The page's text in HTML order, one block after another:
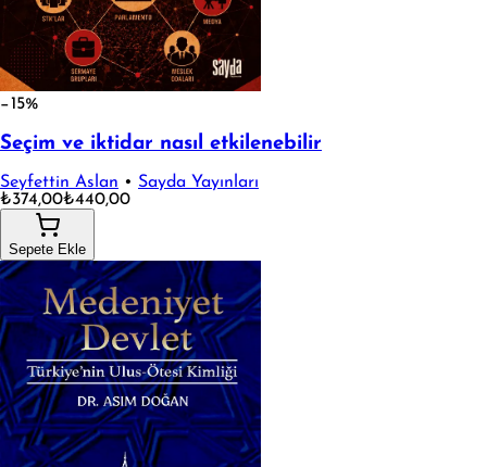
−15%
Seçim ve iktidar nasıl etkilenebilir
Seyfettin Aslan • Sayda Yayınları
₺374,00₺440,00
Sepete Ekle